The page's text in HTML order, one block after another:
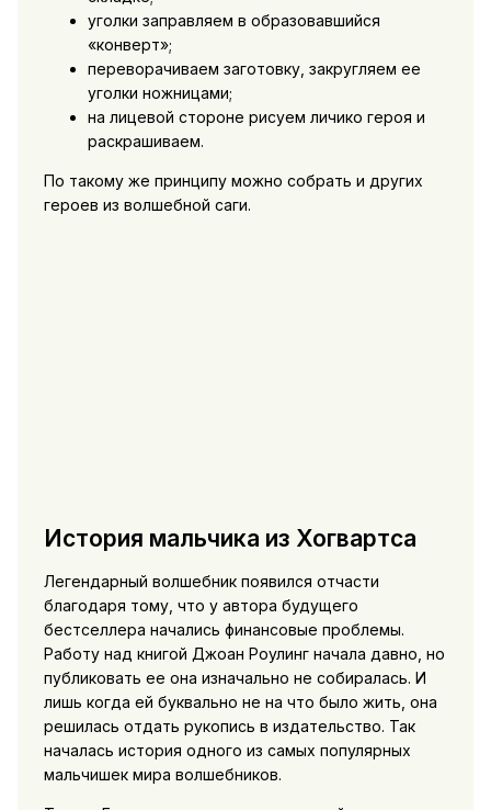
уголки заправляем в образовавшийся
«конверт»;
переворачиваем заготовку, закругляем ее
уголки ножницами;
на лицевой стороне рисуем личико героя и
раскрашиваем.
По такому же принципу можно собрать и других
героев из волшебной саги.
История мальчика из Хогвартса
Легендарный волшебник появился отчасти
благодаря тому, что у автора будущего
бестселлера начались финансовые проблемы.
Работу над книгой Джоан Роулинг начала давно, но
публиковать ее она изначально не собиралась. И
лишь когда ей буквально не на что было жить, она
решилась отдать рукопись в издательство. Так
началась история одного из самых популярных
мальчишек мира волшебников.